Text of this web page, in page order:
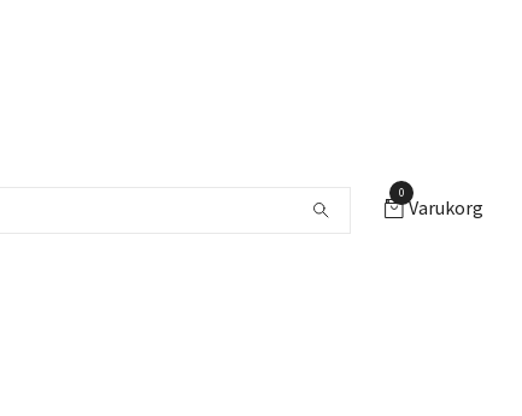
0
Varukorg